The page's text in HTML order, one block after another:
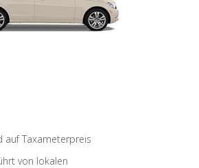
auf Taxameterpreis
von lokalen